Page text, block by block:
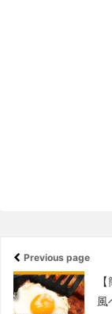
Previous page
風